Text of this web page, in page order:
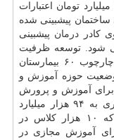
میلیارد تومان رسیده است. همینطور ۵، ۵۰۰ میلیارد تومان اعتبارات
ساختمان پیشبینی شده
درمان پیشبینی
شود. توسعه ظرفیت
بیمارستانی هم به میزان ۱۰ هزار تخت در چارچوب ۶۰ بیمارستان
حوزه
آموزش و
اظهار داشت: برای آموزش و پرورش
اعتبارات از ۶۵ هزار میلیارد تومان سال جاری به ۹۴ هزار میلیارد
تومان افزایش می یابد و پیشبینی کردیم که ۱۰ هزار کلاس در
برای آموزش مجازی در